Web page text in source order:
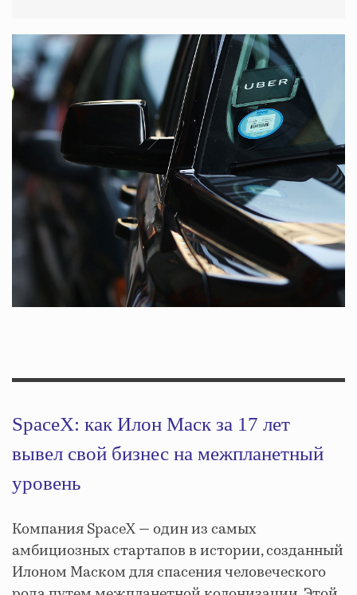
SpaceX: как Илон Маск за 17 лет
вывел свой бизнес на межпланетный
уровень
Компания SpaceX — один из самых
амбициозных стартапов в истории, созданный
Илоном Маском для спасения человеческого